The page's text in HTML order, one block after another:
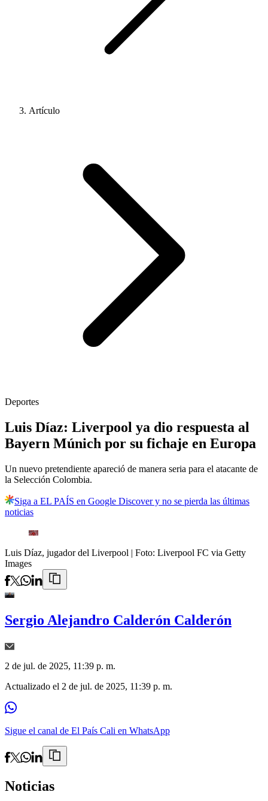
Artículo
Deportes
Luis Díaz: Liverpool ya dio respuesta al
Bayern Múnich por su fichaje en Europa
Un nuevo pretendiente apareció de manera seria para el atacante de
la Selección Colombia.
Siga a EL PAÍS en Google Discover y no se pierda las últimas
noticias
Luis Díaz, jugador del Liverpool | Foto: Liverpool FC via Getty
Images
Sergio Alejandro Calderón Calderón
2 de jul. de 2025, 11:39 p. m.
Actualizado el 2 de jul. de 2025, 11:39 p. m.
Sigue el canal de El País Cali en WhatsApp
Noticias